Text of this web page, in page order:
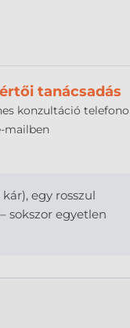
tanácsadás
konzultáció
mailben
egy rosszul
sokszor egyetlen